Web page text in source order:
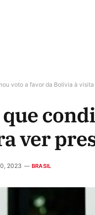
voto a favor da Bolívia à
ver
2023 BRASIL